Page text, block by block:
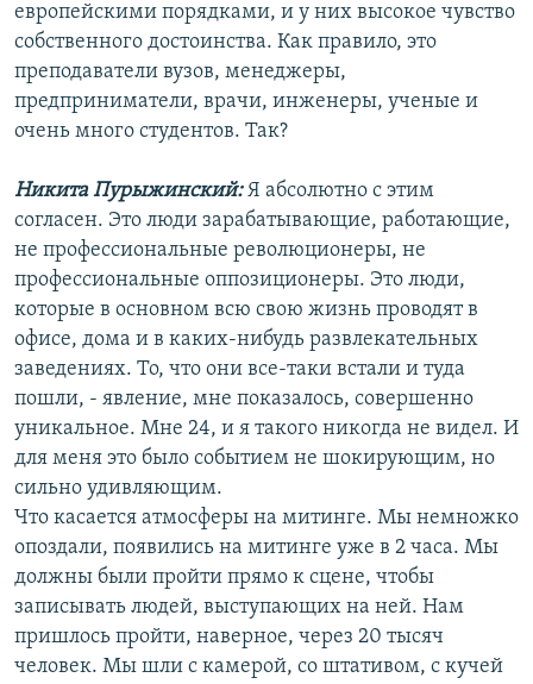
европейскими порядками, и у них высокое чувство
собственного достоинства. Как правило, это
преподаватели вузов, менеджеры,
предприниматели, врачи, инженеры, ученые и
очень много студентов. Так?
Никита Пурыжинский:Я абсолютно с этим
согласен. Это люди зарабатывающие, работающие,
не профессиональные революционеры, не
профессиональные оппозиционеры. Это люди,
которые в основном всю свою жизнь проводят в
офисе, дома и в каких-нибудь развлекательных
заведениях. То, что они все-таки встали и туда
пошли, - явление, мне показалось, совершенно
уникальное. Мне 24, и я такого никогда не видел. И
для меня это было событием не шокирующим, но
сильно удивляющим.
Что касается атмосферы на митинге. Мы немножко
опоздали, появились на митинге уже в 2 часа. Мы
должны были пройти прямо к сцене, чтобы
записывать людей, выступающих на ней. Нам
пришлось пройти, наверное, через 20 тысяч
человек. Мы шли с камерой, со штативом, с кучей